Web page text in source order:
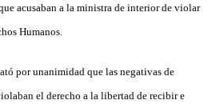
acusaban a la ministra de interior de violar
Humanos.
por unanimidad que las negativas de
el derecho a la libertad de recibir e